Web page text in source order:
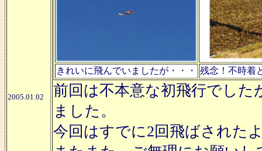
2005.01.02
きれいに飛んでいましたが・・・ 残念！不時着
前回は不本意な初飛行でし
ました。
今回はすでに2回飛ばされた